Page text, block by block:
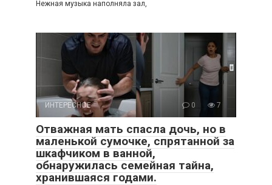
Нежная музыка наполняла зал,
ИНТЕРЕСНОЕ 0 7
Отважная мать спасла дочь, но в
маленькой сумочке, спрятанной за
шкафчиком в ванной,
обнаружилась семейная тайна,
хранившаяся годами.